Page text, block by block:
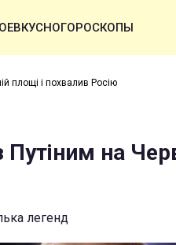
ВКУСНОГОРОСКОПЫ
площі і похвалив Росію
на
легенд